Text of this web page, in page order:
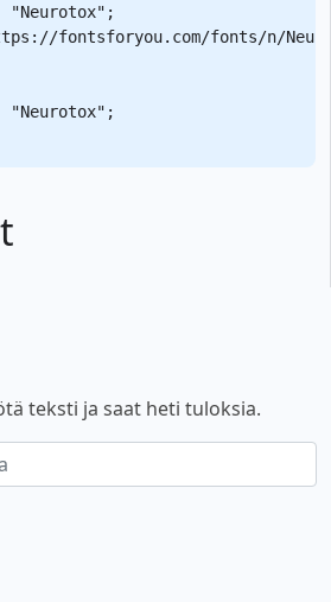
"Neurotox";
fontsforyou.com/fonts/n/
"Neurotox";
teksti ja saat heti tuloksia.